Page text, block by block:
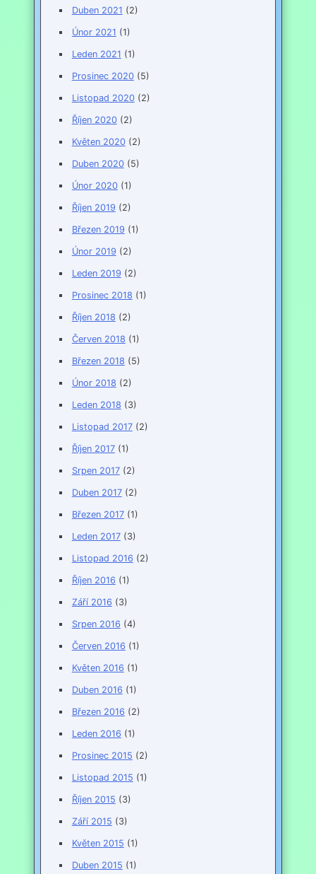
Duben 2021 (2)
Únor 2021 (1)
Leden 2021 (1)
Prosinec 2020(5)
Listopad 2020(2)
Říjen 2020(2)
Květen 2020(2)
Duben 2020(5)
Únor 2020(1)
Říjen 2019 (2)
Březen 2019 (1)
Únor 2019 (2)
Leden 2019 (2)
Prosinec 2018 (1)
Říjen 2018 (2)
Červen 2018 (1)
Březen 2018 (5)
Únor 2018 (2)
Leden 2018 (3)
Listopad 2017(2)
Říjen 2017(1)
Srpen 2017(2)
Duben 2017(2)
Březen 2017(1)
Leden 2017(3)
Listopad 2016 (2)
Říjen 2016 (1)
Září 2016 (3)
Srpen 2016 (4)
Červen 2016 (1)
Květen 2016 (1)
Duben 2016 (1)
Březen 2016 (2)
Leden 2016 (1)
Prosinec 2015 (2)
Listopad 2015 (1)
Říjen 2015 (3)
Září 2015 (3)
Květen 2015 (1)
Duben 2015 (1)